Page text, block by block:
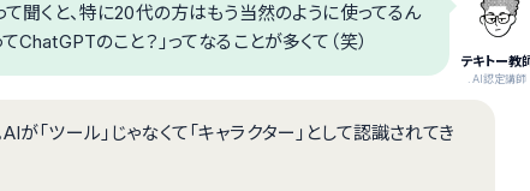
テキトー教
.AI認定講師
て聞くと、特に20代の方はもう当然のように使ってるん
のこと？」ってなることが多くて（笑）
が「ツール」じゃなくて「キャラクター」として認識されてき